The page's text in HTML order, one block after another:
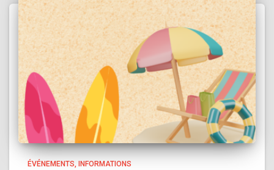
ÉVÉNEMENTS INFORMATIONS